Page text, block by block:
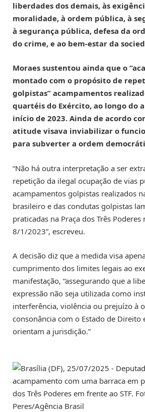
liberdades dos demais, às
moralidade, à ordem pública, à
à segurança pública, defesa da
do crime, e ao bem-estar da
Moraes sustentou ainda que o
montado com o propósito de
golpistas” acampamentos
quartéis do Exército, ao longo do
início de 2023. Ainda de acordo
atitude visava inviabilizar o
para subverter a ordem
“Não há outra interpretação a ser
repetição da ilegal ocupação de vias
acampamentos golpistas realizados
brasileiro e das condutas golpistas
praticadas na Praça dos Três
8/1/2023”, escreveu.
A decisão diz que a medida visa
cumprimento dos limites legais ao
manifestação, “assegurando que a
expressão não seja utilizada como
interferência, violência ou prejuízo à
consonância com o Estado de Direito
orientam a jurisdição.”